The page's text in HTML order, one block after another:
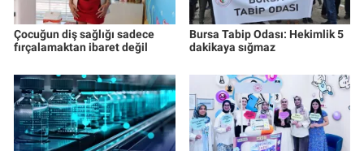
Çocuğun diş sağlığı sadece
fırçalamaktan ibaret değil
Bursa Tabip Odası: Hekimlik 5
dakikaya sığmaz